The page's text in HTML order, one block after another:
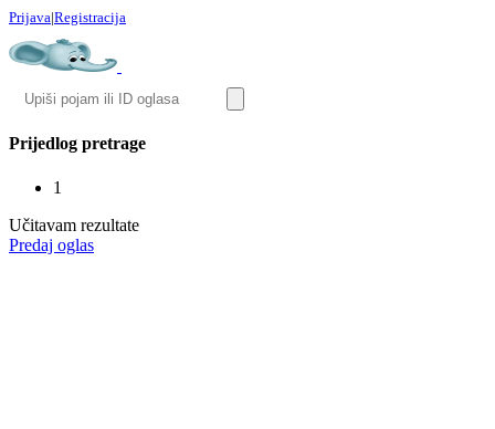
Prijava|Registracija
Prijedlog pretrage
1
Učitavam rezultate
Predaj oglas